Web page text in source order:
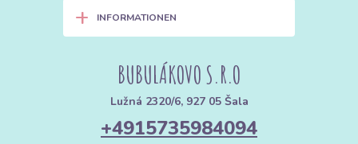
+ INFORMATIONEN
BUBULÁKOVO S.R.O
Lužná 2320/6, 927 05 Šala
+4915735984094